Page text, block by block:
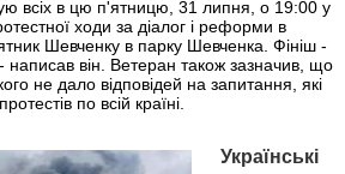
всіх в цю п'ятницю, 31 липня, о 19:00 у
ходи за діалог і реформи в
Шевченку в парку Шевченка. Фініш -
він. Ветеран також зазначив, що
не дало відповідей на запитання, які
по всій країні.
Українські